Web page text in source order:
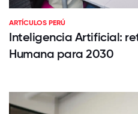
ARTÍCULOS PERÚ
Inteligencia Artificial:
Humana para 2030